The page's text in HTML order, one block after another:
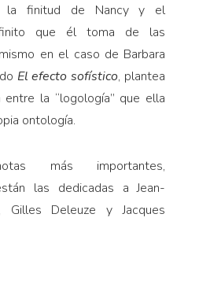
la finitud de Nancy y el
que él toma de las
en el caso de Barbara
El efecto sofístico, plantea
entre la “logología” que ella
ontología.
más importantes,
las dedicadas a Jean-
Gilles Deleuze y Jacques